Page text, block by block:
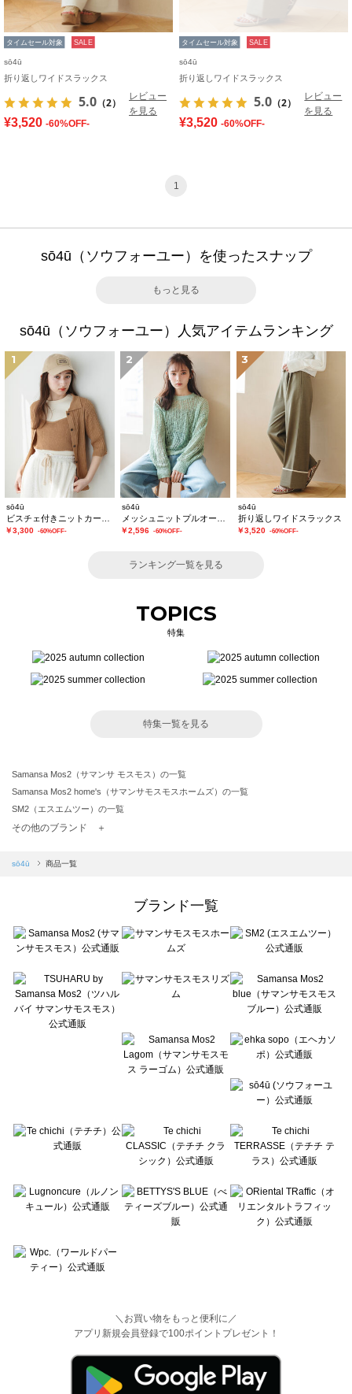
タイムセール対象 SALE
sō4ū
折り返しワイドスラックス
5.0 （2）
レビュー
を見る
¥3,520 -60%OFF-
タイムセール対象 SALE
sō4ū
折り返しワイドスラックス
5.0 （2）
レビュー
を見る
¥3,520 -60%OFF-
1
sō4ū（ソウフォーユー）を使ったスナップ
もっと見る
sō4ū（ソウフォーユー）人気アイテムランキング
1
sō4ū
￥3,300 -60%OFF-
2
sō4ū
￥2,596 -60%OFF-
3
sō4ū
折り返しワイドスラックス
￥3,520 -60%OFF-
ランキング一覧を見る
TOPICS
特集
特集一覧を見る
Samansa Mos2（サマンサ モスモス）の一覧
Samansa Mos2 home's（サマンサモスモスホームズ）の一覧
SM2（エスエムツー）の一覧
TSUHARU by Samansa Mos2（ツハルバイサマンサモスモス）の一覧
Samansa Mos2 blue（サマンサモスモス ブルー）の一覧
Te chichi（テチチ）の一覧
Te chichi CLASSIC（テチチ クラシック）の一覧
Lugnoncure（ルノンキュール）の一覧
BETTY'S BLUE（べティーズブルー）の一覧
Wpc.（ワールドパーティー）の一覧
その他のブランド ＋
sō4ū 商品一覧
ブランド一覧
＼お買い物をもっと便利に／
アプリ新規会員登録で100ポイントプレゼント！